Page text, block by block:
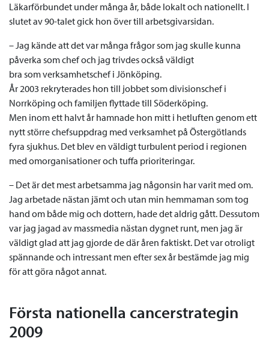
Läkarförbundet under många år, både lokalt och nationellt. I
slutet av 90-talet gick hon över till arbetsgivarsidan.
– Jag kände att det var många frågor som jag skulle kunna
påverka som chef och jag trivdes också väldigt
bra som verksamhetschef i Jönköping.
År 2003 rekryterades hon till jobbet som divisionschef i
Norrköping och familjen flyttade till Söderköping.
Men inom ett halvt år hamnade hon mitt i hetluften genom ett
nytt större chefsuppdrag med verksamhet på Östergötlands
fyra sjukhus. Det blev en väldigt turbulent period i regionen
med omorganisationer och tuffa prioriteringar.
– Det är det mest arbetsamma jag någonsin har varit med om.
Jag arbetade nästan jämt och utan min hemmaman som tog
hand om både mig och dottern, hade det aldrig gått. Dessutom
var jag jagad av massmedia nästan dygnet runt, men jag är
väldigt glad att jag gjorde de där åren faktiskt. Det var otroligt
spännande och intressant men efter sex år bestämde jag mig
för att göra något annat.
Första nationella cancerstrategin
2009